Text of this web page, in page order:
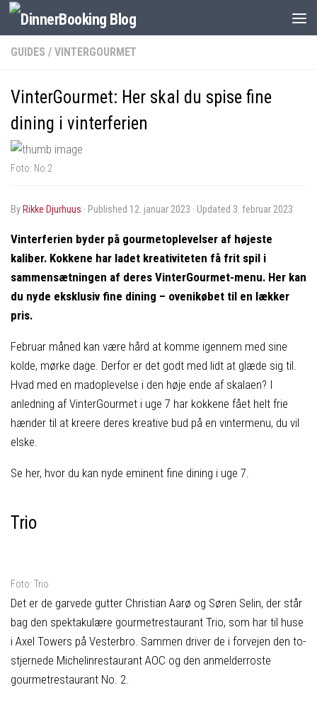
GUIDES / VINTERGOURMET
VinterGourmet: Her skal du spise fine
dining i vinterferien
Foto: No.2
byRikke Djurhuus · Published 12. januar 2023 · Updated 3. februar 2023
Vinterferien byder på gourmetoplevelser af højeste
kaliber. Kokkene har ladet kreativiteten få frit spil i
sammensætningen af deres VinterGourmet-menu. Her kan
du nyde eksklusiv fine dining – ovenikøbet til en lækker
pris.
Februar måned kan være hård at komme igennem med sine
kolde, mørke dage. Derfor er det godt med lidt at glæde sig til.
Hvad med en madoplevelse i den høje ende af skalaen? I
anledning af VinterGourmet i uge 7 har kokkene fået helt frie
hænder til at kreere deres kreative bud på en vintermenu, du vil
elske.
Se her, hvor du kan nyde eminent fine dining i uge 7.
Trio
Foto: Trio
Det er de garvede gutter Christian Aarø og Søren Selin, der står
bag den spektakulære gourmetrestaurant Trio, som har til huse
i Axel Towers på Vesterbro. Sammen driver de i forvejen den to-
stjernede Michelinrestaurant AOC og den anmelderroste
gourmetrestaurant No. 2.